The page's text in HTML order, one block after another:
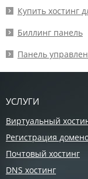
Купить хостинг
Биллинг панель
Панель
УСЛУГИ
Виртуальный
Регистрация
Почтовый хостинг
DNS хостинг